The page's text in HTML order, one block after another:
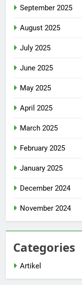
September 2025
August 2025
July 2025
June 2025
May 2025
April 2025
March 2025
February 2025
January 2025
December 2024
November 2024
Categories
Artikel